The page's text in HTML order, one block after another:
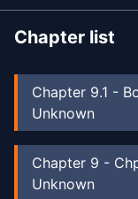
Chapter list
Chapter 9.1 -
Unknown
Chapter 9 -
Unknown